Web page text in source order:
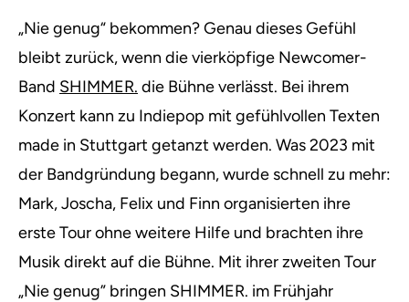
„Nie genug“ bekommen? Genau dieses Gefühl
bleibt zurück, wenn die vierköpfige Newcomer-
Band SHIMMER. die Bühne verlässt. Bei ihrem
Konzert kann zu Indiepop mit gefühlvollen Texten
made in Stuttgart getanzt werden. Was 2023 mit
der Bandgründung begann, wurde schnell zu mehr:
Mark, Joscha, Felix und Finn organisierten ihre
erste Tour ohne weitere Hilfe und brachten ihre
Musik direkt auf die Bühne. Mit ihrer zweiten Tour
„Nie genug” bringen SHIMMER. im Frühjahr